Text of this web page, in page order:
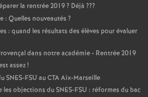
la rentrée 2019? Déjà ???
: Quelles nouveautés ?
: quand les résultats des élèves pour évaluer
dans notre académie - Rentrée 2019
assez!
SNES-FSU au CTA Aix-Marseille
les objections du SNES-FSU : réformes du bac